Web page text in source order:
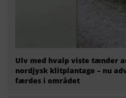
Ulv med hvalp viste tænder
nordjysk klitplantage – nu
færdes i området